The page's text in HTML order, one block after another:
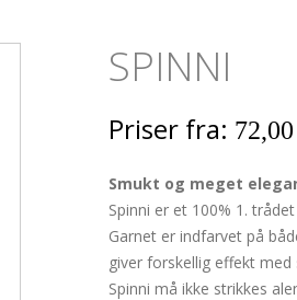
SPINNI
Priser fra:
Smukt og meget
Spinni er et 100% 1.
Garnet er indfarvet på
giver forskellig effekt
Spinni må ikke strikkes